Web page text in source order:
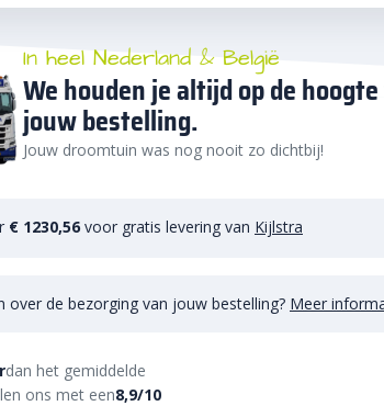
In heel Nederland & België
We houden je altijd op de
jouw bestelling.
Jouw droomtuin was nog nooit zo dichtbij!
€ 1230,56 voor gratis levering van Kijlstra
over de bezorging van jouw bestelling? Meer
dan het gemiddelde
ons met een8,9/10